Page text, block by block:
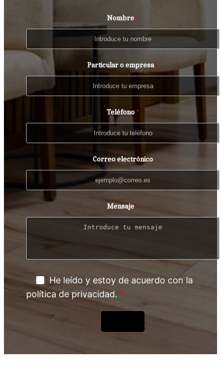
Nombre
Particular o empresa
Teléfono
Correo electrónico
Mensaje
He leído y estoy de acuerdo con la
política de privacidad.